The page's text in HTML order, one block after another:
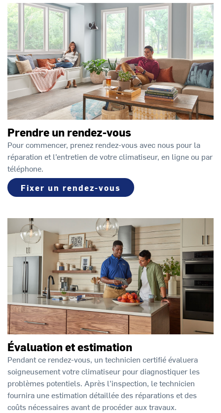
Prendre un rendez-vous
Pour commencer, prenez rendez-vous avec nous pour la
réparation et l’entretien de votre climatiseur, en ligne ou par
téléphone.
Fixer un rendez-vous
Évaluation et estimation
Pendant ce rendez-vous, un technicien certifié évaluera
soigneusement votre climatiseur pour diagnostiquer les
problèmes potentiels. Après l’inspection, le technicien
fournira une estimation détaillée des réparations et des
coûts nécessaires avant de procéder aux travaux.